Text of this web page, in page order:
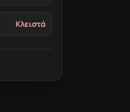
Κλειστά